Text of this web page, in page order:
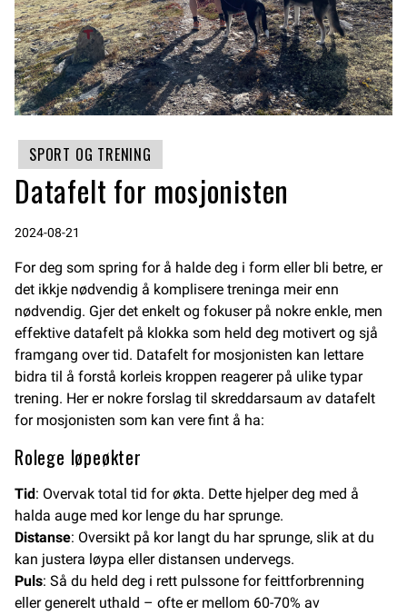
SPORT OG TRENING
Datafelt for mosjonisten
2024-08-21
For deg som spring for å halde deg i form eller bli betre, er
det ikkje nødvendig å komplisere treninga meir enn
nødvendig. Gjer det enkelt og fokuser på nokre enkle, men
effektive datafelt på klokka som held deg motivert og sjå
framgang over tid. Datafelt for mosjonisten kan lettare
bidra til å forstå korleis kroppen reagerer på ulike typar
trening. Her er nokre forslag til skreddarsaum av datafelt
for mosjonisten som kan vere fint å ha:
Rolege løpeøkter
Tid: Overvak total tid for økta. Dette hjelper deg med å
halda auge med kor lenge du har sprunge.
Distanse: Oversikt på kor langt du har sprunge, slik at du
kan justera løypa eller distansen undervegs.
Puls: Så du held deg i rett pulssone for feittforbrenning
eller generelt uthald – ofte er mellom 60-70% av